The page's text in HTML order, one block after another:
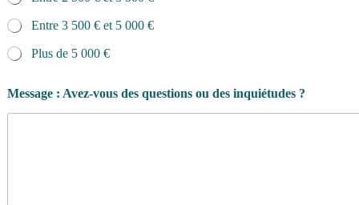
Entre 3 500 € et 5 000 €
Plus de 5 000 €
Message : Avez-vous des questions ou des inquiétudes ?